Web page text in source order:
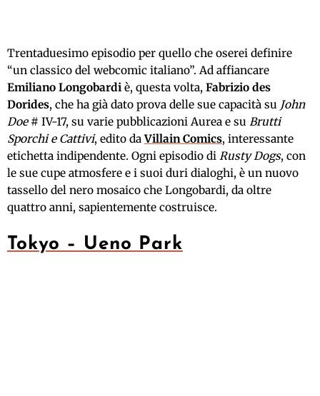
Trentaduesimo episodio per quello che oserei definire
“un classico del webcomic italiano”. Ad affiancare
Emiliano Longobardi è, questa volta, Fabrizio des
Dorides, che ha già dato prova delle sue capacità su John
Doe # IV-17, su varie pubblicazioni Aurea e su Brutti
Sporchi e Cattivi, edito daVillain Comics, interessante
etichetta indipendente. Ogni episodio di Rusty Dogs, con
le sue cupe atmosfere e i suoi duri dialoghi, è un nuovo
tassello del nero mosaico che Longobardi, da oltre
quattro anni, sapientemente costruisce.
Tokyo – Ueno Park